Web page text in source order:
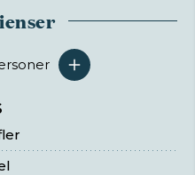
serveringer